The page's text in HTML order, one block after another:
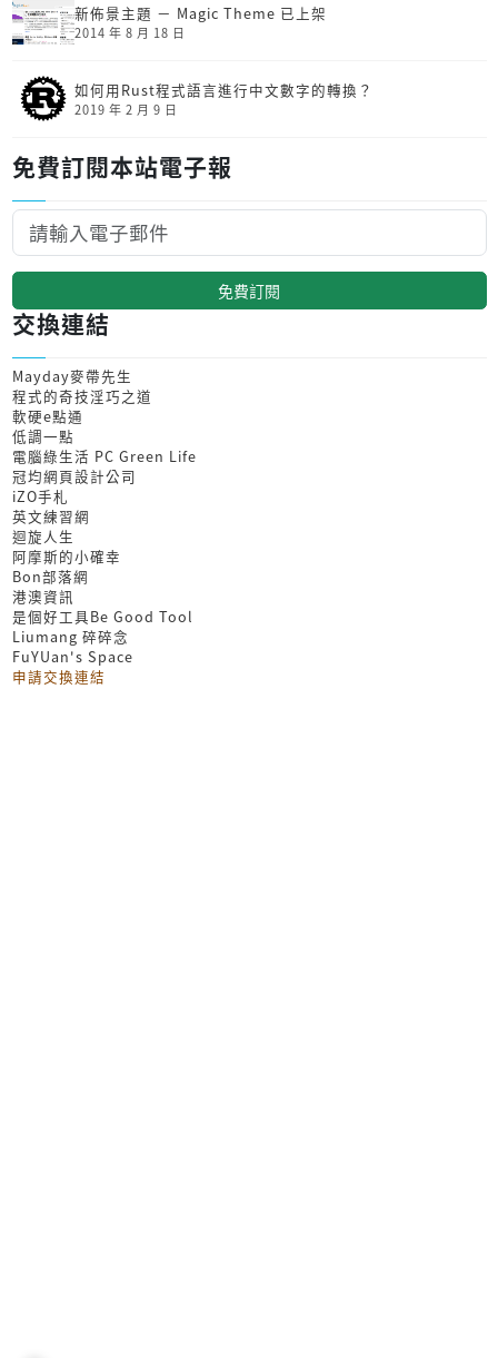
新佈景主題 － Magic Theme 已上架
2014 年 8 月 18 日
如何用Rust程式語言進行中文數字的轉換？
2019 年 2 月 9 日
免費訂閱本站電子報
免費訂閱
交換連結
Mayday麥帶先生
程式的奇技淫巧之道
軟硬e點通
低調一點
電腦綠生活 PC Green Life
冠均網頁設計公司
iZO手札
英文練習網
迴旋人生
阿摩斯的小確幸
Bon部落網
港澳資訊
是個好工具Be Good Tool
Liumang 碎碎念
FuYUan's Space
申請交換連結